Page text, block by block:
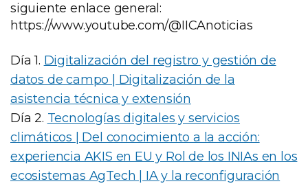
siguiente enlace general:
https://www.youtube.com/@IICAnoticias
Día 1. Digitalización del registro y gestión de
datos de campo | Digitalización de la
asistencia técnica y extensión
Día 2. Tecnologías digitales y servicios
climáticos | Del conocimiento a la acción:
experiencia AKIS en EU y Rol de los INIAs en los
ecosistemas AgTech | IA y la reconfiguración